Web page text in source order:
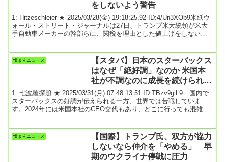
をしないよう警告
1: Hitzeschleier ★ 2025/03/28(金) 19:18:25.92 ID:4/Un3XOb9米紙ウ
ォール・ストリート・ジャーナルは27日、トランプ米大統領が米大
手自動車メーカーの幹部らに、関税を理由とした値上げをしないよ
領、米自動車メーカー幹部に関税を理由とした値上げをしないよう
警告 トランプ大統領、米自動車メーカー幹部に関税を理由とした値
憤まんニュース
【スタバ】日本のスターバックス
はなぜ「絶好調」なのか 米国本
社が不調なのに成長を続けられて
いる訳
1: 七波羅探題 ★ 2025/03/31(月) 07:48:13.51 ID:TBzv9giL9 国内で
スターバックスの好調が伝えられる一方、世界では苦戦していま
す。2024年には米国本社のCEO交代もあり、どこに行っても混雑し
か。筆者は一消費者として世界中のスターバックスを利用してお
り、その違いは、ミッションに対してどこまで忠実なのかに尽きる
と考えています。流通小売り・サービ...
憤まんニュース
【国際】トランプ氏、双方が協力
しないなら仲介を「やめる」 早
期のウクライナ停戦に圧力